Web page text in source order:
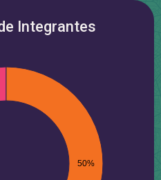
Integrantes
50%